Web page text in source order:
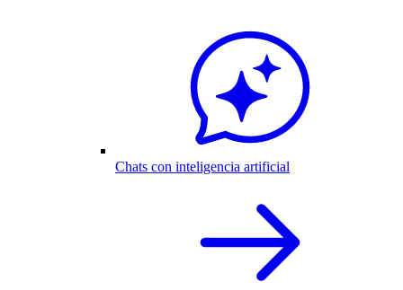
Chats con inteligencia artificial